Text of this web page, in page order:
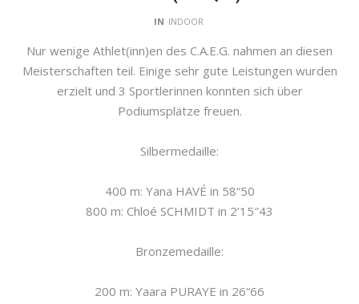
IN INDOOR
Nur wenige Athlet(inn)en des C.A.E.G. nahmen an diesen
Meisterschaften teil. Einige sehr gute Leistungen wurden
erzielt und 3 Sportlerinnen konnten sich über
Podiumsplätze freuen.
Silbermedaille:
400 m: Yana HAVÉ in 58“50
800 m: Chloé SCHMIDT in 2’15″43
Bronzemedaille:
200 m: Yaara PURAYE in 26“66